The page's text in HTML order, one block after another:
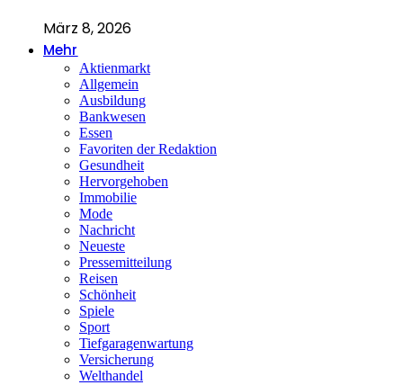
März 8, 2026
Mehr
Aktienmarkt
Allgemein
Ausbildung
Bankwesen
Essen
Favoriten der Redaktion
Gesundheit
Hervorgehoben
Immobilie
Mode
Nachricht
Neueste
Pressemitteilung
Reisen
Schönheit
Spiele
Sport
Tiefgaragenwartung
Versicherung
Welthandel